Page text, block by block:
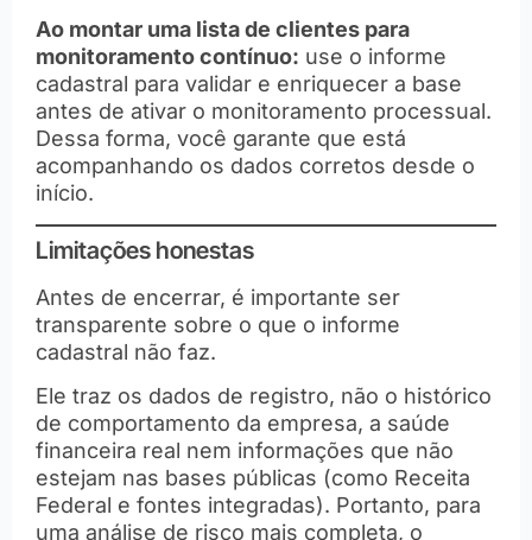
Ao montar uma lista de clientes para
monitoramento contínuo: use o informe
cadastral para validar e enriquecer a base
antes de ativar o monitoramento processual.
Dessa forma, você garante que está
acompanhando os dados corretos desde o
início.
Limitações honestas
Antes de encerrar, é importante ser
transparente sobre o que o informe
cadastral não faz.
Ele traz os dados de registro, não o histórico
de comportamento da empresa, a saúde
financeira real nem informações que não
estejam nas bases públicas (como Receita
Federal e fontes integradas). Portanto, para
uma análise de risco mais completa, o